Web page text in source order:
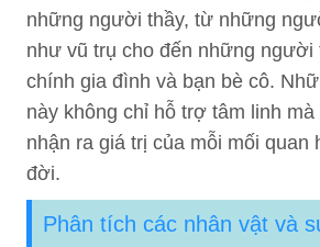
những người thầy, từ những
như vũ trụ cho đến những người
chính gia đình và bạn bè cô.
này không chỉ hỗ trợ tâm linh
nhận ra giá trị của mỗi mối quan
đời.
Phân tích các nhân vật và